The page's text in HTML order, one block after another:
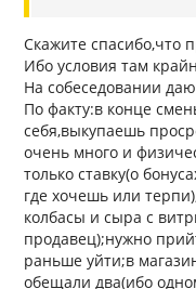
Скажите спасибо,что
Ибо условия там
На собеседовании
По факту:в конце
себя,выкупаешь
очень много и
только ставку(о
где хочешь или
колбасы и сыра с
продавец);нужно
раньше уйти;в
обещали два(ибо